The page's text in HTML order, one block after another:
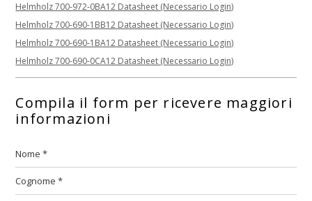
Helmholz 700-972-0BA12 Datasheet (Necessario Login)
Helmholz 700-690-1BB12 Datasheet (Necessario Login)
Helmholz 700-690-1BA12 Datasheet (Necessario Login)
Helmholz 700-690-0CA12 Datasheet (Necessario Login)
Compila il form per ricevere maggiori
informazioni